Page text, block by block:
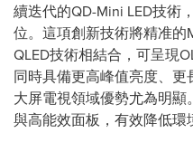
續迭代的QD-Mini LED技術
位。這項創新技術將精准的
QLED技術相結合，可呈現
同時具備更高峰值亮度、
大屏電視領域優勢尤為明
與高能效面板，有效降低環